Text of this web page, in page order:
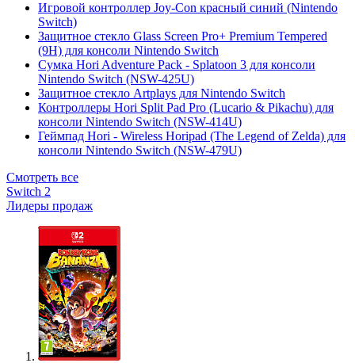
Игровой контроллер Joy-Con красный синий (Nintendo
Switch)
Защитное стекло Glass Screen Pro+ Premium Tempered
(9H) для консоли Nintendo Switch
Сумка Hori Adventure Pack - Splatoon 3 для консоли
Nintendo Switch (NSW-425U)
Защитное стекло Artplays для Nintendo Switch
Контроллеры Hori Split Pad Pro (Lucario & Pikachu) для
консоли Nintendo Switch (NSW-414U)
Геймпад Hori - Wireless Horipad (The Legend of Zelda) для
консоли Nintendo Switch (NSW-479U)
Смотреть все
Switch 2
Лидеры продаж